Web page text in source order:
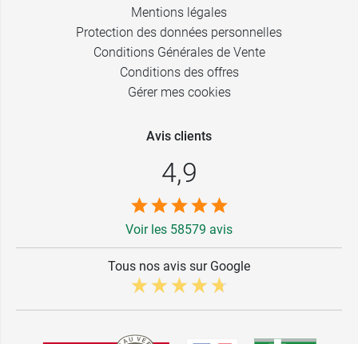
Mentions légales
Protection des données personnelles
Conditions Générales de Vente
Conditions des offres
Gérer mes cookies
Avis clients
4,9
Voir les 58579 avis
Tous nos avis sur Google